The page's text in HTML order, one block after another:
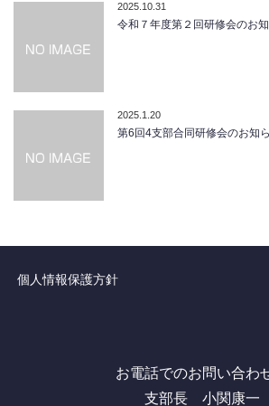
2025.10.31
令和７年度第２回研修会のお
2025.1.20
第6回4支部合同研修会のお知
個人情報保護方針
お電話でのお問い合わ
支部長 小関康一